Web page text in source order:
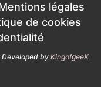
légales
de cookies
Developed by KingofgeeK